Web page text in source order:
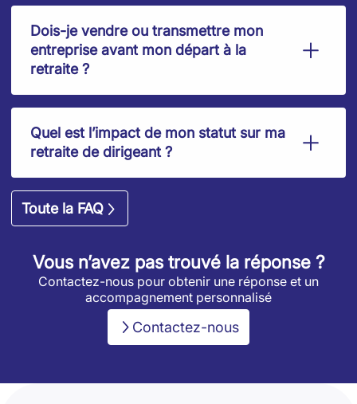
Dois-je vendre ou transmettre mon
entreprise avant mon départ à la
retraite ?
Quel est l’impact de mon statut sur ma
retraite de dirigeant ?
Toute la FAQ
Vous n’avez pas trouvé la réponse ?
Contactez-nous pour obtenir une réponse et un
accompagnement personnalisé
Contactez-nous